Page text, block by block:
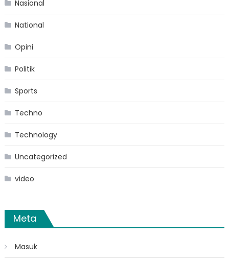
Nasional
National
Opini
Politik
Sports
Techno
Technology
Uncategorized
video
Meta
Masuk